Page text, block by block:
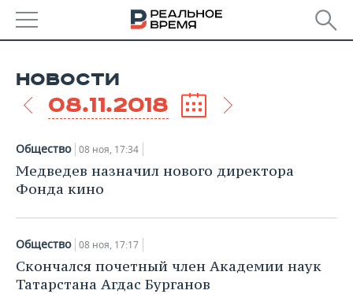
УДМУРТИЯ
НОВОСТИ
НОВОСТИ АНАЛИТИКИ
ДЕКЛАРАЦИИ О ДОХОДАХ
КОРОЛИ ГОСЗАКАЗА ПФО
ВУЗЫ ТАТАРСТАНА
ЭКОНОМИКА
НОВОСТИ ЭКОНОМИКИ
ФИНАНСЫ
БАНКИ
НОВОСТИ
ПРОМЫШЛЕННОСТИ
АГРОПРОМ
НЕДВИЖИМОСТЬ
НОВОСТИ НЕДВИЖИМОСТИ
АВТО
НОВОСТИ
08.11.2018
Общество 08 ноя, 17:34
Медведев назначил нового директора
Фонда кино
Общество 08 ноя, 17:17
Скончался почетный член Академии наук
Татарстана Агдас Бурганов